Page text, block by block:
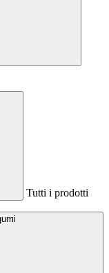
Tutti i prodotti